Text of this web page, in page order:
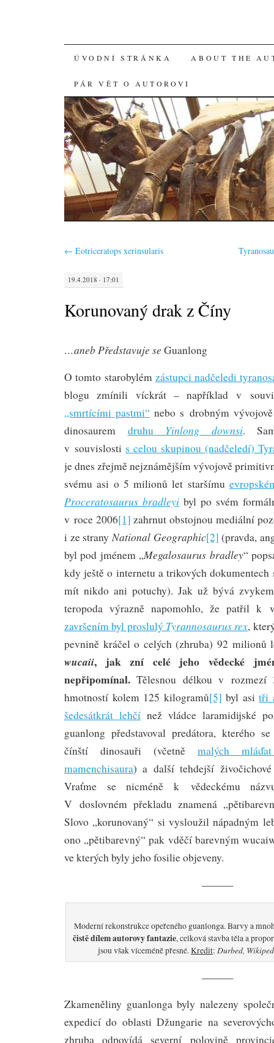
SKIP
TO
CONTENT
ÚVODNÍ STRÁNKA ABOUT THE
PÁR VĚT O AUTOROVI
← Eotriceratops xerinsularis
19.4.2018 · 17:01
Korunovaný drak z Číny
…aneb Představuje se Guanlong
O tomto starobylém zástupci nadčeledi
blogu zmínili víckrát – například v
„smrtícími pastmi“ nebo s drobným
dinosaurem druhu Yinlong downsi.
v souvislosti s celou skupinou (nadčeledí)
je dnes zřejmě nejznámějším vývojově
svému asi o 5 milionů let staršímu
Proceratosaurus bradleyibyl po svém
v roce 2006[1] zahrnut obstojnou mediální
i ze strany National Geographic[2] (pravda,
byl pod jménem „Megalosaurus bradley“
kdy ještě o internetu a trikových
mít nikdo ani potuchy). Jak už bývá
teropoda výrazně napomohlo, že patřil
završením byl proslulý Tyrannosaurus rex,
pevnině kráčel o celých (zhruba) 92 milionů
wucaii, jak zní celé jeho vědecké
nepřipomínal. Tělesnou délkou v
hmotností kolem 125 kilogramů[5] byl asitři
šedesátkrát lehčí než vládce laramidijské
guanlong představoval predátora, kterého
čínští dinosauři (včetněmalých
mamenchisaura) a další tehdejší živočichové
Vraťme se nicméně k vědeckému
V doslovném překladu znamená
Slovo „korunovaný“ si vysloužil nápadným
ono „pětibarevný“ pak vděčí barevným
ve kterých byly jeho fosilie objeveny.
———
Moderní rekonstrukce opeřeného guanlonga. Barvy a
čistě dílem autorovy fantazie, celková stavba těla a
jsou však víceméně přesné.Kredit: Durbed,
———
Zkameněliny guanlonga byly nalezeny
expedicí do oblasti Džungarie na
zhruba odpovídá severní polovině